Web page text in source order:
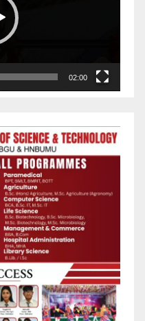
02:00